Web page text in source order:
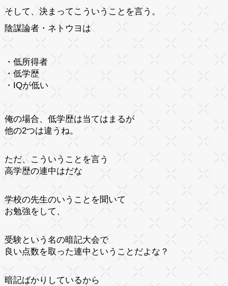
そして、決まってこういうことを言う。
陰謀論者・ネトウヨは
・低所得者
・低学歴
・IQが低い
俺の場合、低学歴は当てはまるが
他の2つは違うね。
ただ、こういうことを言う
高学歴の連中はだな
学校の先生のいうことを聞いて
お勉強をして、
受験という名の暗記大会で
良い点数を取った連中ということだよな？
暗記ばかりしているから